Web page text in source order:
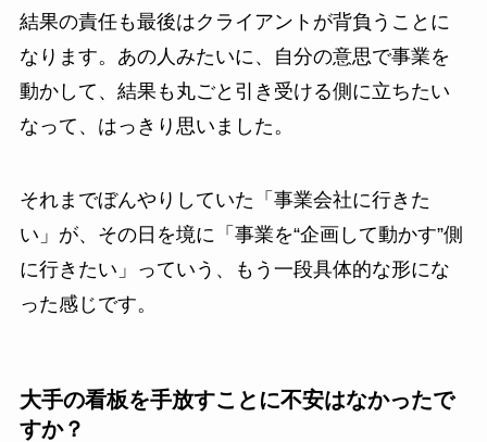
結果の責任も最後はクライアントが背負うことに
なります。あの人みたいに、自分の意思で事業を
動かして、結果も丸ごと引き受ける側に立ちたい
なって、はっきり思いました。
それまでぼんやりしていた「事業会社に行きた
い」が、その日を境に「事業を“企画して動かす”側
に行きたい」っていう、もう一段具体的な形にな
った感じです。
大手の看板を手放すことに不安はなかったで
すか？